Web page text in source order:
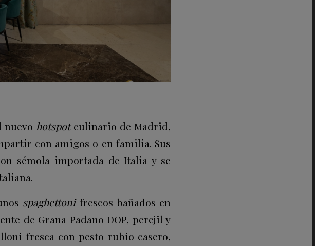
nuevo hotspotculinario de Madrid,
con amigos o en familia. Sus
sémola importada de Italia y se
spaghettonifrescos bañados en
de Grana Padano DOP, perejil y
fresca con pesto rubio casero,